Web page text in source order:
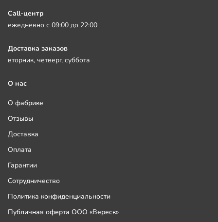
Call-центр
ежедневно с 09:00 до 22:00
Доставка заказов
вторник, четверг, суббота
О нас
О фабрике
Отзывы
Доставка
Оплата
Гарантии
Сотрудничество
Политика конфиденциальности
Публичная оферта ООО «Вереск»